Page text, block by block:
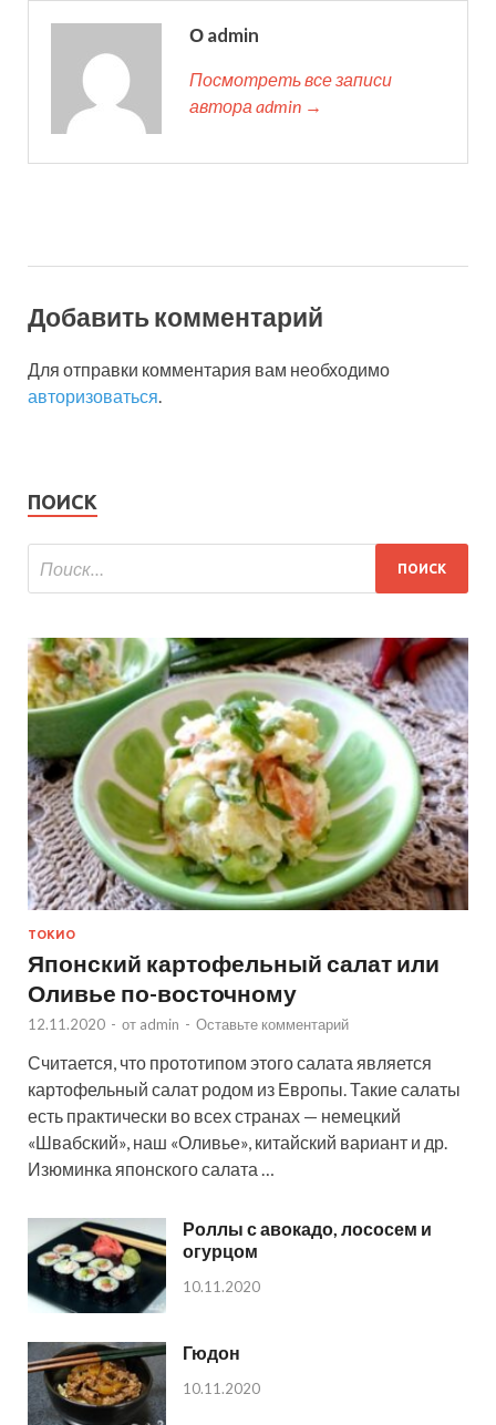
О admin
Посмотреть все записи
автора admin →
Добавить комментарий
Для отправки комментария вам необходимо
авторизоваться.
ПОИСК
ТОКИО
Японский картофельный салат или
Оливье по-восточному
12.11.2020 - от admin - Оставьте комментарий
Считается, что прототипом этого салата является
картофельный салат родом из Европы. Такие салаты
есть практически во всех странах — немецкий
«Швабский», наш «Оливье», китайский вариант и др.
Изюминка японского салата …
Роллы с авокадо, лососем и
огурцом
10.11.2020
Гюдон
10.11.2020